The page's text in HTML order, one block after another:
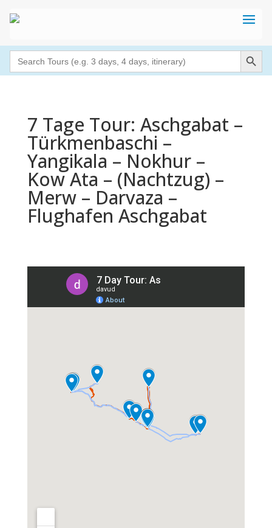
Search
for:
Search Button
7 Tage Tour: Aschgabat –
Türkmenbaschi –
Yangikala – Nokhur –
Kow Ata – (Nachtzug) –
Merw – Darvaza –
Flughafen Aschgabat